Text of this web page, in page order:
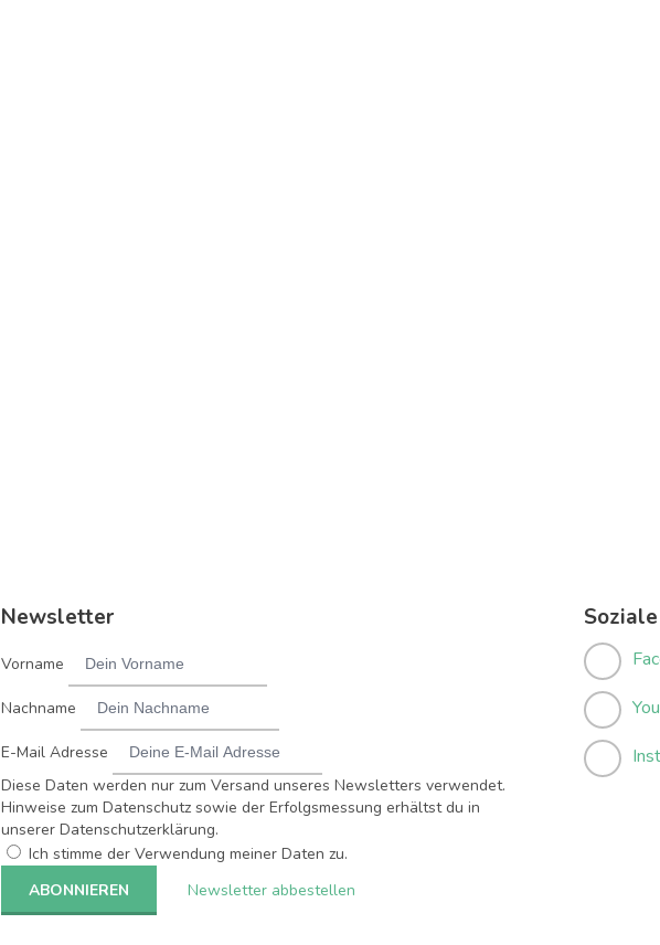
Newsletter
Vorname
Nachname
E-Mail Adresse
Diese Daten werden nur zum Versand unseres Newsletters verwendet.
Hinweise zum Datenschutz sowie der Erfolgsmessung erhältst du in
unserer Datenschutzerklärung.
Ich stimme der Verwendung meiner Daten zu.
Newsletter abbestellen